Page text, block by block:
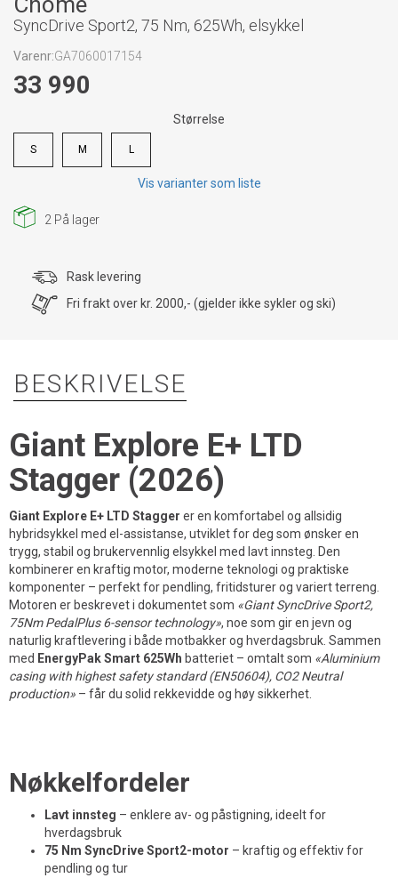
SyncDrive Sport2, 75 Nm, 625Wh, elsykkel
Varenr:GA7060017154
33 990
Størrelse
S M L
Vis varianter som liste
2 På lager
Rask levering
Fri frakt over kr. 2000,- (gjelder ikke sykler og ski)
BESKRIVELSE
Giant Explore E+ LTD
Stagger (2026)
Giant Explore E+ LTD Stagger er en komfortabel og allsidig
hybridsykkel med el-assistanse, utviklet for deg som ønsker en
trygg, stabil og brukervennlig elsykkel med lavt innsteg. Den
kombinerer en kraftig motor, moderne teknologi og praktiske
komponenter – perfekt for pendling, fritidsturer og variert terreng.
Motoren er beskrevet i dokumentet som «Giant SyncDrive Sport2,
75Nm PedalPlus 6-sensor technology», noe som gir en jevn og
naturlig kraftlevering i både motbakker og hverdagsbruk. Sammen
med EnergyPak Smart 625Wh batteriet – omtalt som «Aluminium
casing with highest safety standard (EN50604), CO2 Neutral
production» – får du solid rekkevidde og høy sikkerhet.
Nøkkelfordeler
Lavt innsteg – enklere av- og påstigning, ideelt for
hverdagsbruk
75 Nm SyncDrive Sport2-motor – kraftig og effektiv for
pendling og tur